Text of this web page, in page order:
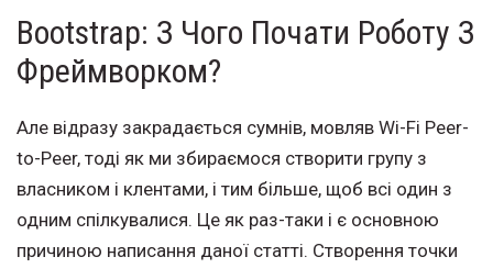
Bootstrap: З Чого Почати Роботу З
Фреймворком?
Але відразу закрадається сумнів, мовляв Wi-Fi Peer-
to-Peer, тоді як ми збираємося створити групу з
власником і клентами, і тим більше, щоб всі один з
одним спілкувалися. Це як раз-таки і є основною
причиною написання даної статті. Створення точки